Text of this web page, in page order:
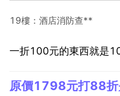
19樓：酒店消防查**
一折100元的東西就是